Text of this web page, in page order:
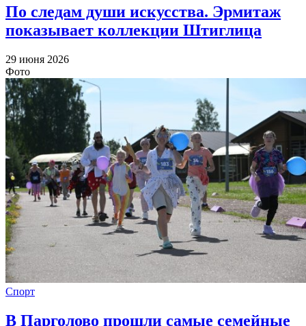
По следам души искусства. Эрмитаж
показывает коллекции Штиглица
29 июня 2026
Фото
Спорт
В Парголово прошли самые семейные